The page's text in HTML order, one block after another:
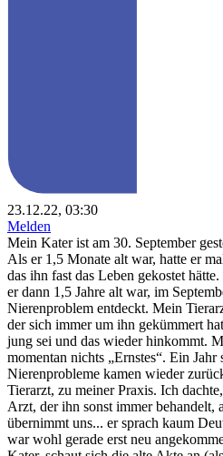
23.12.22, 03:30
Melden
Mein Kater ist am 30. September
Als er 1,5 Monate alt war, hatte er
das ihn fast das Leben gekostet
er dann 1,5 Jahre alt war, im
Nierenproblem entdeckt. Mein
der sich immer um ihn gekümmert
jung sei und das wieder hinkommt.
momentan nichts „Ernstes“. Ein Jahr
Nierenprobleme kamen wieder
Tierarzt, zu meiner Praxis. Ich
Arzt, der ihn sonst immer behandelt,
übernimmt uns... er sprach kaum
war wohl gerade erst neu